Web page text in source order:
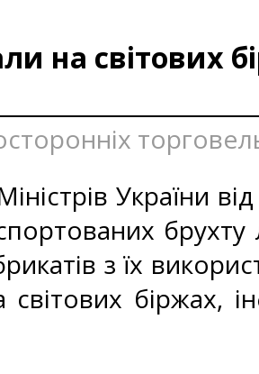
на світових
України
брухту
з їх
біржах,